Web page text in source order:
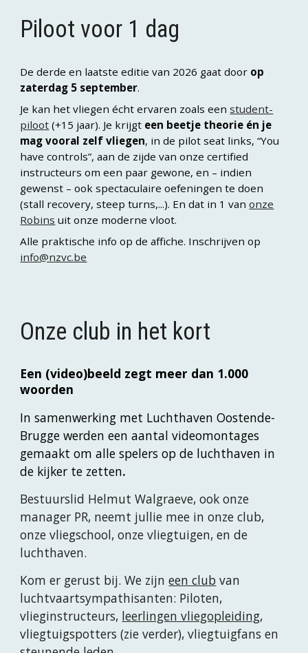
Piloot voor 1 dag
De derde en laatste editie van 2026 gaat door op
zaterdag 5 september.
Je kan het vliegen écht ervaren zoals eenstudent-
piloot (+15 jaar). Je krijgt een beetje theorie én je
mag vooral zelf vliegen, in de pilot seat links, “You
have controls”, aan de zijde van onze certified
instructeurs om een paar gewone, en – indien
gewenst – ook spectaculaire oefeningen te doen
(stall recovery, steep turns,...). En dat in 1 vanonze
Robins uit onze moderne vloot.
Alle praktische info op de affiche. Inschrijven op
info@nzvc.be
Onze club in het kort
Een (video)beeld zegt meer dan 1.000
woorden
In samenwerking met Luchthaven Oostende-
Brugge werden een aantal videomontages
gemaakt om alle spelers op de luchthaven in
de kijker te zetten.
Bestuurslid Helmut Walgraeve, ook onze
manager PR, neemt jullie mee in onze club,
onze vliegschool, onze vliegtuigen, en de
luchthaven.
Kom er gerust bij. We zijneen club van
luchtvaartsympathisanten: Piloten,
vlieginstructeurs, leerlingen vliegopleiding,
vliegtuigspotters (zie verder), vliegtuigfans en